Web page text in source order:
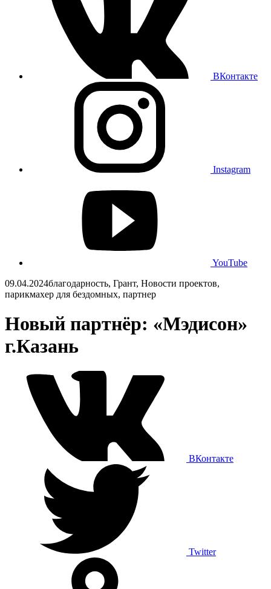
ВКонтакте
Instagram
YouTube
09.04.2024благодарность, Грант, Новости проектов,
парикмахер для бездомных, партнер
Новый партнёр: «Мэдисон»
г.Казань
ВКонтакте
Twitter